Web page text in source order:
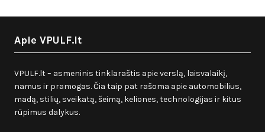
Apie VPULF.lt
VPULF.lt – asmeninis tinklaraštis apie verslą, laisvalaikį,
namus ir pramogas. Čia taip pat rašoma apie automobilius,
madą, stilių, sveikatą, šeimą, keliones, technologijas ir kitus
rūpimus dalykus.